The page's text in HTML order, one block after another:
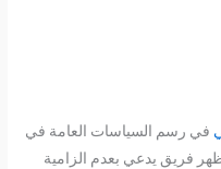
في رسم السياسات العامة في
فريق يدعي بعدم الزامية